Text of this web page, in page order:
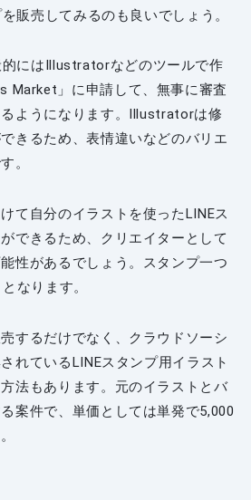
販売してみるのも良いでしょう。
的にはIllustratorなどのツールで作
Market」に申請して、無事に審査
ようになります。Illustratorは修
きるため、表情違いなどのバリエ
。
て自分のイラストを使ったLINEス
できるため、クリエイターとして
性があるでしょう。スタンプ一つ
なります。
するだけでなく、クラウドソーシ
れているLINEスタンプ用イラスト
法もあります。元のイラストとバ
案件で、単価としては単発で5,000